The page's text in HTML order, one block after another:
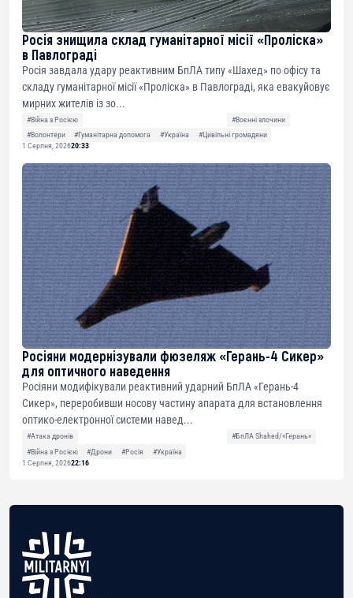
Росія знищила склад гуманітарної місії «Проліска»
в Павлограді
Росія завдала удару реактивним БпЛА типу «Шахед» по офісу та
складу гуманітарної місії «Проліска» в Павлограді, яка евакуйовує
мирних жителів із зо...
#Війна з Росією
#Воєнні злочини
#Волонтери
#Гуманітарна допомога #Україна
#Цивільні громадяни
1 Серпня, 202620:33
Росіяни модернізували фюзеляж «Герань-4 Сикер»
для оптичного наведення
Росіяни модифікували реактивний ударний БпЛА «Герань-4
Сикер», переробивши носову частину апарата для встановлення
оптико-електронної системи навед...
#Атака дронів
#БпЛА Shahed/«Герань»
#Війна з Росією
#Дрони #Росія
#Україна
1 Серпня, 202622:16